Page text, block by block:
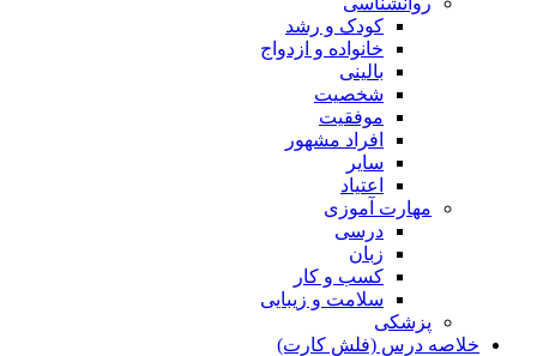
کودک و رشد
خانواده و ازدواج
بالینی
شخصیت
موفقیت
افراد مشهور
سایر
اعتیاد
مهارت آموزی
درسی
زبان
کسب و کار
سلامت و زیبایی
پزشکی
خلاصه درس (فلش کارت)